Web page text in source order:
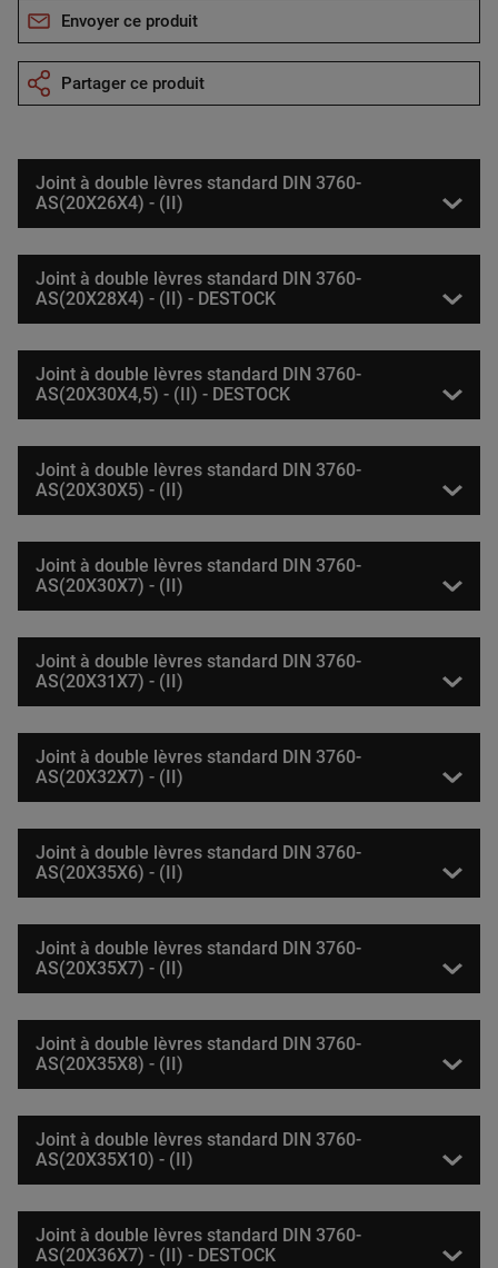
Envoyer ce produit
Partager ce produit
Joint à double lèvres standard DIN 3760-
AS(20X26X4) - (II)
Joint à double lèvres standard DIN 3760-
AS(20X28X4) - (II) - DESTOCK
Joint à double lèvres standard DIN 3760-
AS(20X30X4,5) - (II) - DESTOCK
Joint à double lèvres standard DIN 3760-
AS(20X30X5) - (II)
Joint à double lèvres standard DIN 3760-
AS(20X30X7) - (II)
Joint à double lèvres standard DIN 3760-
AS(20X31X7) - (II)
Joint à double lèvres standard DIN 3760-
AS(20X32X7) - (II)
Joint à double lèvres standard DIN 3760-
AS(20X35X6) - (II)
Joint à double lèvres standard DIN 3760-
AS(20X35X7) - (II)
Joint à double lèvres standard DIN 3760-
AS(20X35X8) - (II)
Joint à double lèvres standard DIN 3760-
AS(20X35X10) - (II)
Joint à double lèvres standard DIN 3760-
AS(20X36X7) - (II) - DESTOCK